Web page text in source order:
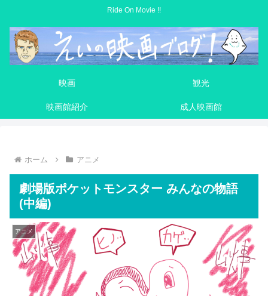
Ride On Movie !!
映画 観光
映画館紹介 成人映画館
ホーム アニメ
劇場版ポケットモンスター みんなの物語
(中編)
アニメ